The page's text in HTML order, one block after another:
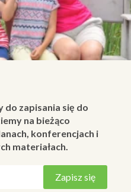
do zapisania się do
na bieżąco
konferencjach i
materiałach.